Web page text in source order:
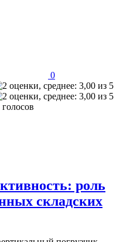
0
голосов
роль
складских